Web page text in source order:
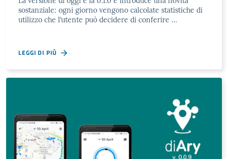
sostanziale: ogni giorno vengono calcolate statistiche di
utilizzo che l’utente può decidere di conferire …
LEGGI DI PIÙ